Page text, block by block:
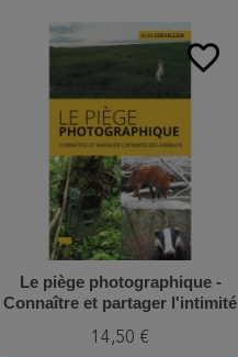
favorite_border
Le piège photographique -
Connaître et partager l'intimité
14,50 €